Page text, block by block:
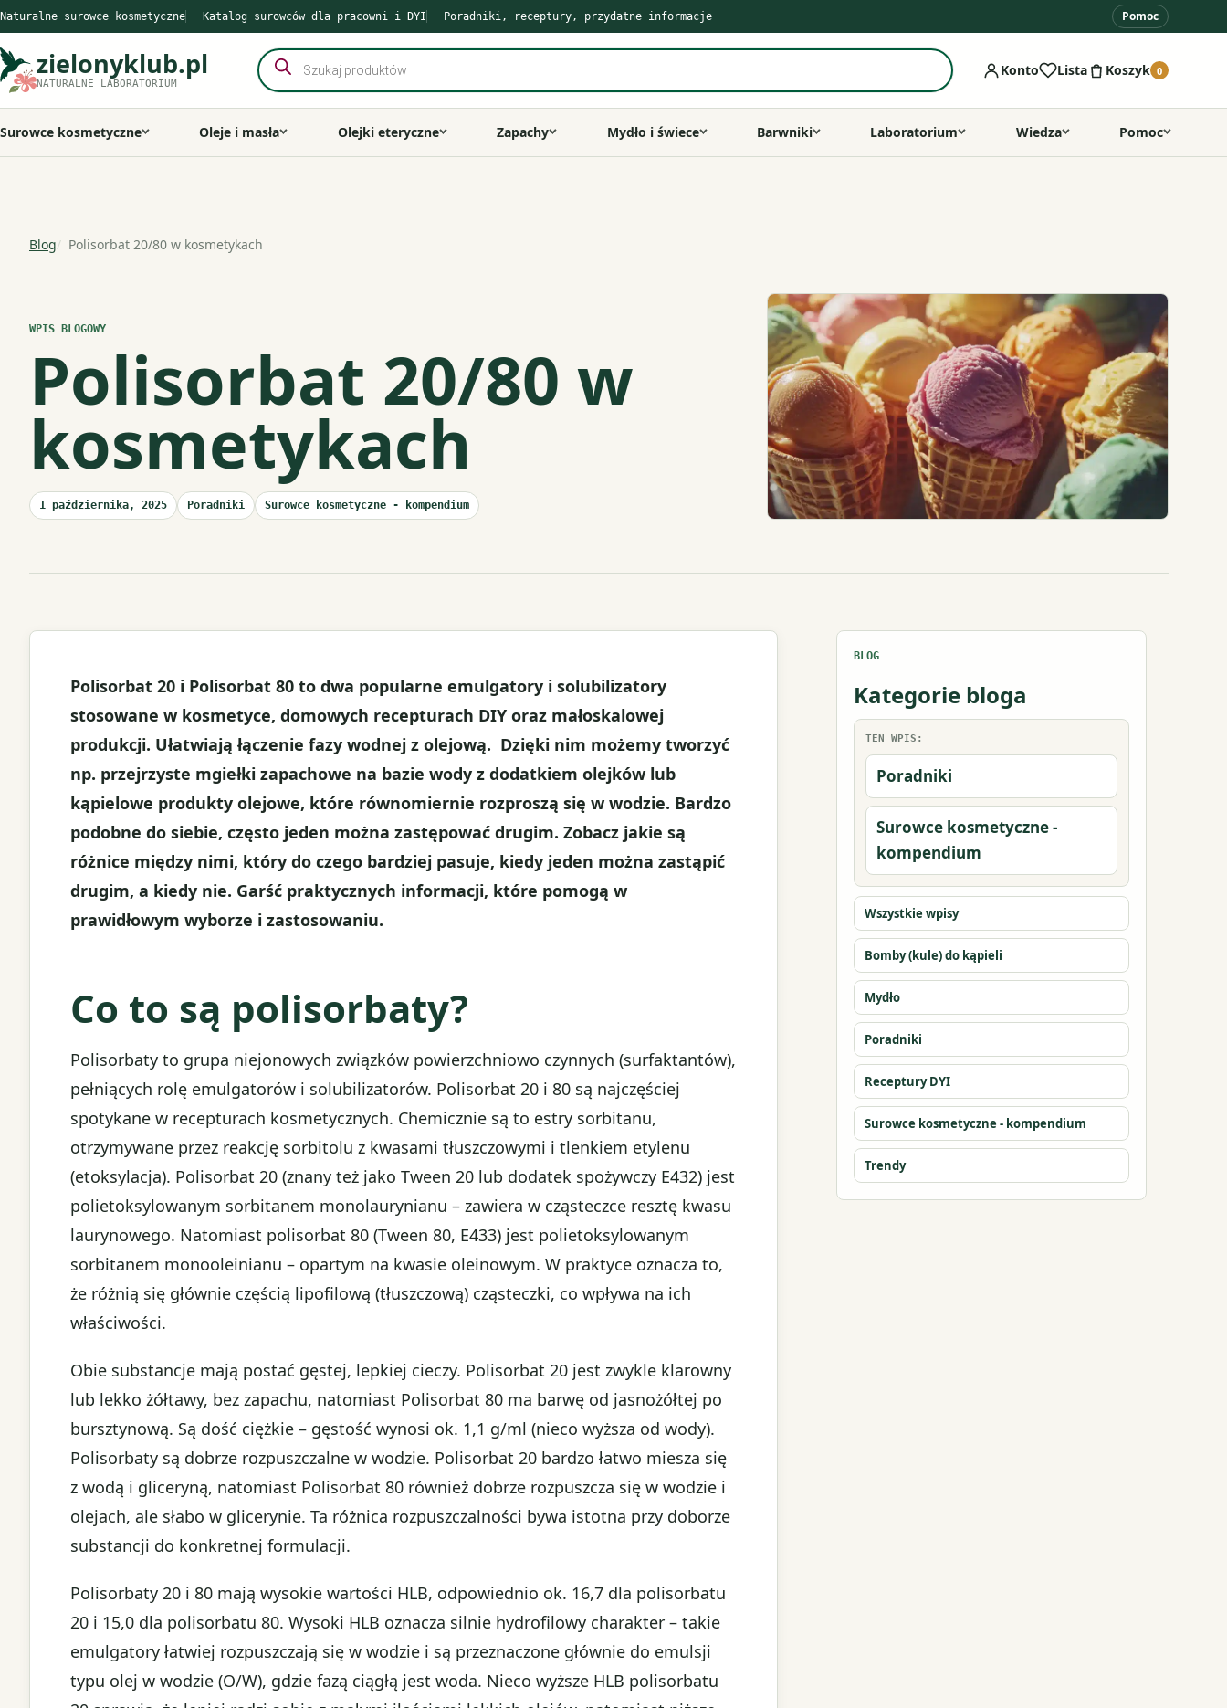
Przejdź
do
treści
Naturalne surowce kosmetyczne Katalog surowców dla pracowni i DYI Poradniki, receptury, przydatne informacje Pomoc
zielonyklub.pl
NATURALNE LABORATORIUM
Wyszukiwarka
produktów
Konto Lista Koszyk 0
Surowce kosmetyczne Oleje i masła Olejki eteryczne Zapachy Mydło i świece Barwniki Laboratorium Wiedza Pomoc
Blog Polisorbat 20/80 w kosmetykach
WPIS BLOGOWY
Polisorbat 20/80 w
kosmetykach
1 października, 2025 Poradniki Surowce kosmetyczne - kompendium
Polisorbat 20 i Polisorbat 80 to dwa popularne emulgatory i solubilizatory
stosowane w kosmetyce, domowych recepturach DIY oraz małoskalowej
produkcji. Ułatwiają łączenie fazy wodnej z olejową. Dzięki nim możemy tworzyć
np. przejrzyste mgiełki zapachowe na bazie wody z dodatkiem olejków lub
kąpielowe produkty olejowe, które równomiernie rozproszą się w wodzie. Bardzo
podobne do siebie, często jeden można zastępować drugim. Zobacz jakie są
różnice między nimi, który do czego bardziej pasuje, kiedy jeden można zastąpić
drugim, a kiedy nie. Garść praktycznych informacji, które pomogą w
prawidłowym wyborze i zastosowaniu.
Co to są polisorbaty?
Polisorbaty to grupa niejonowych związków powierzchniowo czynnych (surfaktantów),
pełniących rolę emulgatorów i solubilizatorów. Polisorbat 20 i 80 są najczęściej
spotykane w recepturach kosmetycznych. Chemicznie są to estry sorbitanu,
otrzymywane przez reakcję sorbitolu z kwasami tłuszczowymi i tlenkiem etylenu
(etoksylacja). Polisorbat 20 (znany też jako Tween 20 lub dodatek spożywczy E432) jest
polietoksylowanym sorbitanem monolaurynianu – zawiera w cząsteczce resztę kwasu
laurynowego. Natomiast polisorbat 80 (Tween 80, E433) jest polietoksylowanym
sorbitanem monooleinianu – opartym na kwasie oleinowym. W praktyce oznacza to,
że różnią się głównie częścią lipofilową (tłuszczową) cząsteczki, co wpływa na ich
właściwości.
Obie substancje mają postać gęstej, lepkiej cieczy. Polisorbat 20 jest zwykle klarowny
lub lekko żółtawy, bez zapachu, natomiast Polisorbat 80 ma barwę od jasnożółtej po
bursztynową. Są dość ciężkie – gęstość wynosi ok. 1,1 g/ml (nieco wyższa od wody).
Polisorbaty są dobrze rozpuszczalne w wodzie. Polisorbat 20 bardzo łatwo miesza się
z wodą i gliceryną, natomiast Polisorbat 80 również dobrze rozpuszcza się w wodzie i
olejach, ale słabo w glicerynie. Ta różnica rozpuszczalności bywa istotna przy doborze
substancji do konkretnej formulacji.
Polisorbaty 20 i 80 mają wysokie wartości HLB, odpowiednio ok. 16,7 dla polisorbatu
20 i 15,0 dla polisorbatu 80. Wysoki HLB oznacza silnie hydrofilowy charakter – takie
emulgatory łatwiej rozpuszczają się w wodzie i są przeznaczone głównie do emulsji
typu olej w wodzie (O/W), gdzie fazą ciągłą jest woda. Nieco wyższe HLB polisorbatu
BLOG
Kategorie bloga
TEN WPIS:
Poradniki
Surowce kosmetyczne -
kompendium
Wszystkie wpisy
Bomby (kule) do kąpieli
Mydło
Poradniki
Receptury DYI
Surowce kosmetyczne - kompendium
Trendy